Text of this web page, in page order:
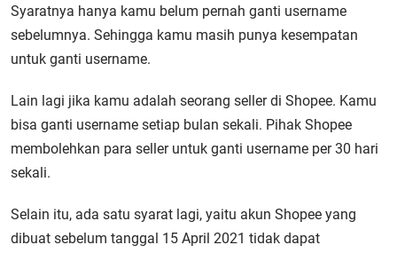
Syaratnya hanya kamu belum pernah ganti username
sebelumnya. Sehingga kamu masih punya kesempatan
untuk ganti username.
Lain lagi jika kamu adalah seorang seller di Shopee. Kamu
bisa ganti username setiap bulan sekali. Pihak Shopee
membolehkan para seller untuk ganti username per 30 hari
sekali.
Selain itu, ada satu syarat lagi, yaitu akun Shopee yang
dibuat sebelum tanggal 15 April 2021 tidak dapat